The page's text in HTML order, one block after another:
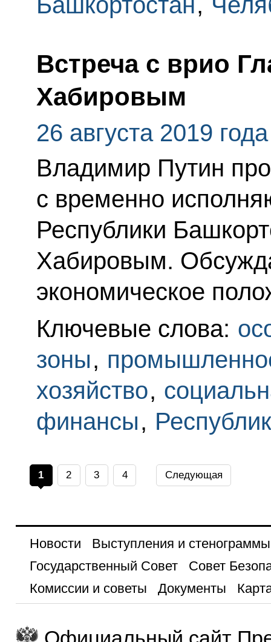
Встреча с врио
Хабировым
26 августа 2019 года
Владимир Путин
с временно
Республики
Хабировым.
экономическое
Ключевые слова:
зоны,
хозяйство,
финансы,
1 2 3 4 Следующая
Новости
Выступления и стенограммы
Государственный Совет
Совет
Комиссии и советы
Документы